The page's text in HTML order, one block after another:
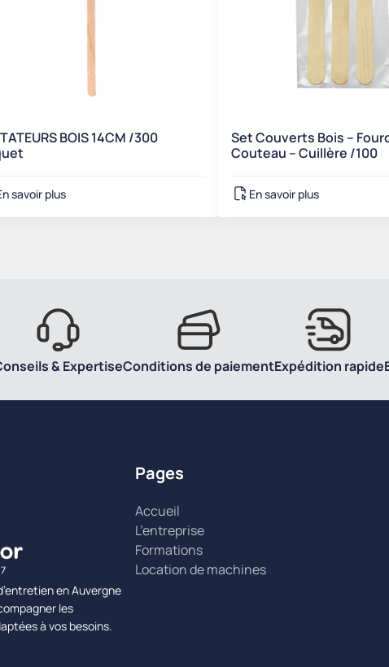
BOIS 14CM /300
savoir plus
Set Couverts Bois –
Couteau – Cuillère /100
En savoir plus
& ExpertiseConditions de paiementExpédition rapide
en Auvergne
les
à vos besoins.
Pages
Accueil
L’entreprise
Formations
Location de machines